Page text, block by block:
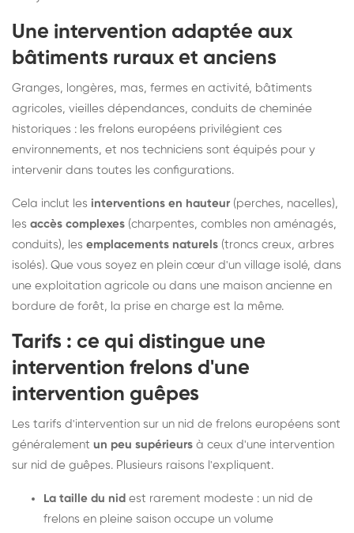
Une intervention adaptée aux
bâtiments ruraux et anciens
Granges, longères, mas, fermes en activité, bâtiments
agricoles, vieilles dépendances, conduits de cheminée
historiques : les frelons européens privilégient ces
environnements, et nos techniciens sont équipés pour y
intervenir dans toutes les configurations.
Cela inclut les interventions en hauteur (perches, nacelles),
les accès complexes (charpentes, combles non aménagés,
conduits), les emplacements naturels (troncs creux, arbres
isolés). Que vous soyez en plein cœur d'un village isolé, dans
une exploitation agricole ou dans une maison ancienne en
bordure de forêt, la prise en charge est la même.
Tarifs : ce qui distingue une
intervention frelons d'une
intervention guêpes
Les tarifs d'intervention sur un nid de frelons européens sont
généralement un peu supérieurs à ceux d'une intervention
sur nid de guêpes. Plusieurs raisons l'expliquent.
La taille du nid est rarement modeste : un nid de
frelons en pleine saison occupe un volume